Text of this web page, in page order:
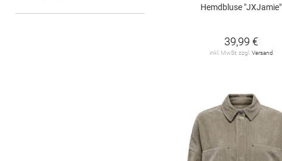
Hemdbluse "JXJamie"
39,99 €
inkl. MwSt. zzgl. Versand